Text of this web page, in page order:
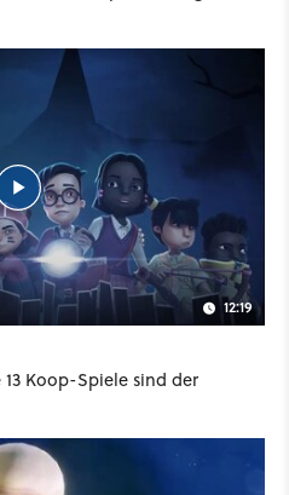
12:19
Koop-Spiele sind der